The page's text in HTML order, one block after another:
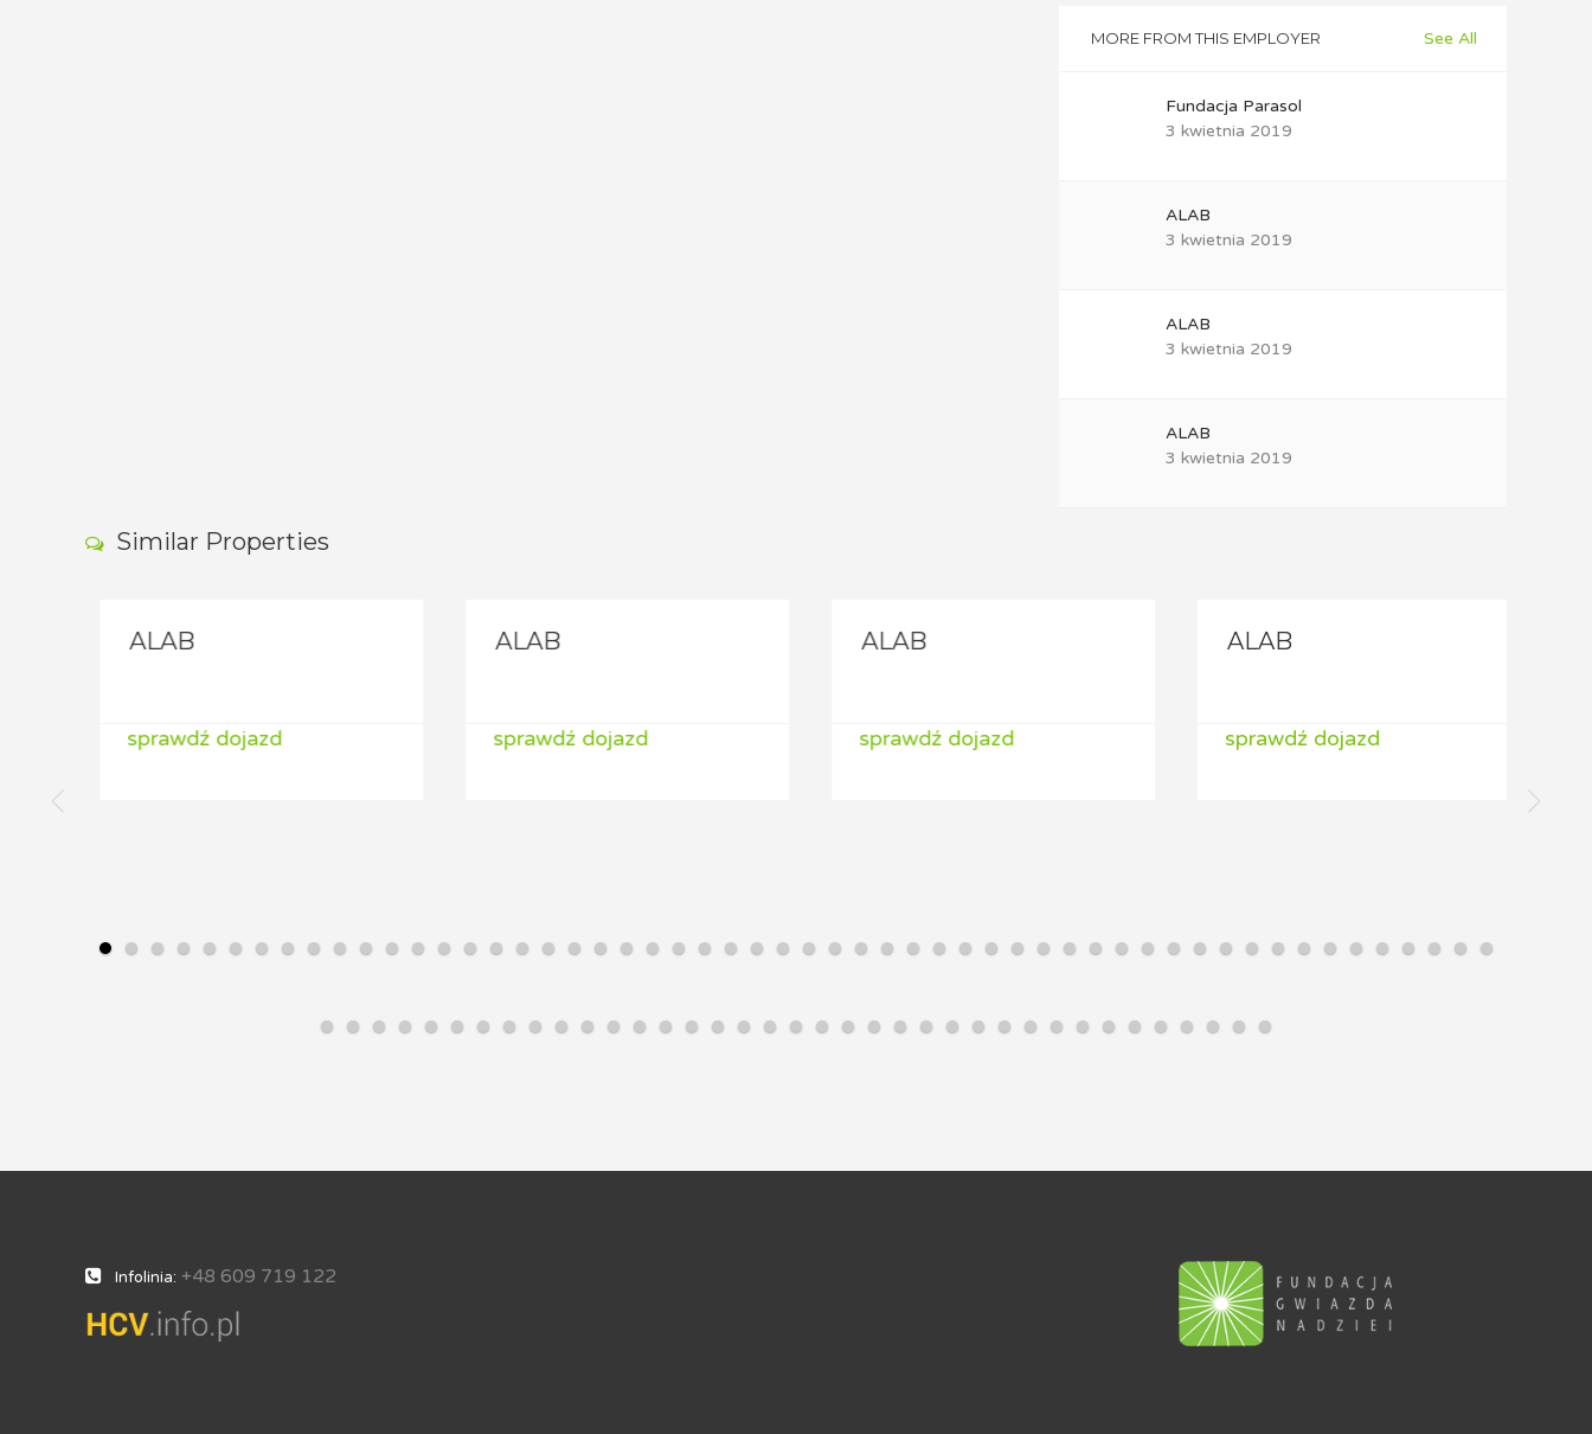
MORE FROM THIS EMPLOYER See All
Fundacja Parasol
3 kwietnia 2019
ALAB
3 kwietnia 2019
ALAB
3 kwietnia 2019
ALAB
3 kwietnia 2019
Similar Properties
ALAB
sprawdź dojazd
ALAB
sprawdź dojazd
ALAB
sprawdź dojazd
ALAB
sprawdź dojazd
Infolinia: +48 609 719 122